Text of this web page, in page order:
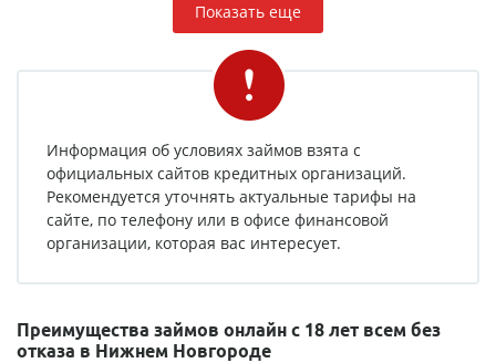
Показать еще
Информация об условиях займов взята с
официальных сайтов кредитных организаций.
Рекомендуется уточнять актуальные тарифы на
сайте, по телефону или в офисе финансовой
организации, которая вас интересует.
Преимущества займов онлайн с 18 лет всем без
отказа в Нижнем Новгороде